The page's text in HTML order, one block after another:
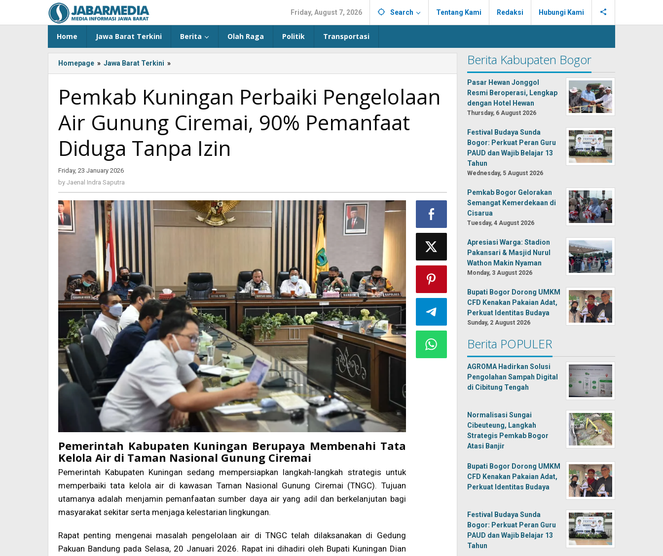
content
Friday, August 7, 2026 Search Tentang Kami Redaksi Hubungi Kami
Home Jawa Barat Terkini Berita Olah Raga Politik Transportasi
Homepage » Jawa Barat Terkini »
Kuningan
Pengelolaan
Air
Gunung
Ciremai,
Pemanfaat
Diduga
Pemkab Kuningan Perbaiki Pengelolaan
Air Gunung Ciremai, 90% Pemanfaat
Diduga Tanpa Izin
Friday, 23 January 2026
Saputra
by Jaenal Indra Saputra
Pemerintah Kabupaten Kuningan Berupaya Membenahi Tata
Kelola Air di Taman Nasional Gunung Ciremai
Pemerintah Kabupaten Kuningan sedang mempersiapkan langkah-langkah strategis untuk
memperbaiki tata kelola air di kawasan Taman Nasional Gunung Ciremai (TNGC). Tujuan
utamanya adalah menjamin pemanfaatan sumber daya air yang adil dan berkelanjutan bagi
masyarakat sekitar serta menjaga kelestarian lingkungan.
Rapat penting mengenai masalah pengelolaan air di TNGC telah dilaksanakan di Gedung
Pakuan Bandung pada Selasa, 20 Januari 2026. Rapat ini dihadiri oleh Bupati Kuningan Dian
Berita Kabupaten Bogor
Pasar Hewan Jonggol
Resmi Beroperasi, Lengkap
dengan Hotel Hewan
Thursday, 6 August 2026
Festival Budaya Sunda
Bogor: Perkuat Peran Guru
PAUD dan Wajib Belajar 13
Tahun
Wednesday, 5 August 2026
Pemkab Bogor Gelorakan
Semangat Kemerdekaan di
Cisarua
Tuesday, 4 August 2026
Apresiasi Warga: Stadion
Pakansari & Masjid Nurul
Wathon Makin Nyaman
Monday, 3 August 2026
Bupati Bogor Dorong UMKM
CFD Kenakan Pakaian Adat,
Perkuat Identitas Budaya
Sunday, 2 August 2026
Berita POPULER
AGROMA Hadirkan Solusi
Pengolahan Sampah Digital
di Cibitung Tengah
Normalisasi Sungai
Cibeuteung, Langkah
Strategis Pemkab Bogor
Atasi Banjir
Bupati Bogor Dorong UMKM
CFD Kenakan Pakaian Adat,
Perkuat Identitas Budaya
Festival Budaya Sunda
Bogor: Perkuat Peran Guru
PAUD dan Wajib Belajar 13
Tahun